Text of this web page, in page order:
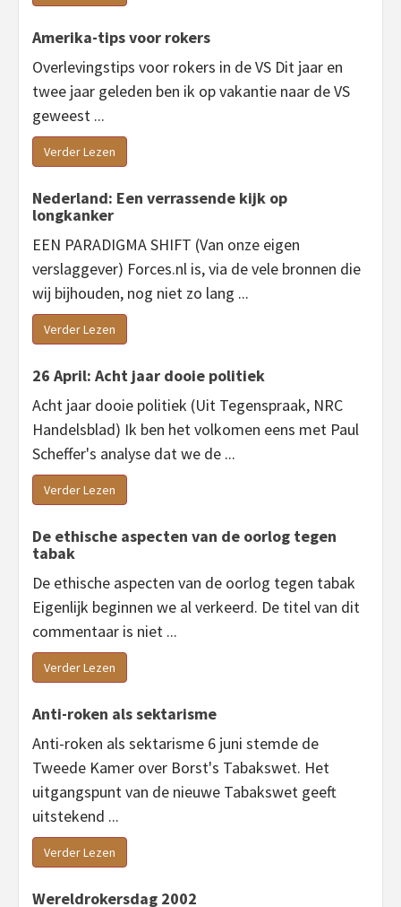
Amerika-tips voor rokers
Overlevingstips voor rokers in de VS Dit jaar en
twee jaar geleden ben ik op vakantie naar de VS
geweest ...
Verder Lezen
Nederland: Een verrassende kijk op
longkanker
EEN PARADIGMA SHIFT (Van onze eigen
verslaggever) Forces.nl is, via de vele bronnen die
wij bijhouden, nog niet zo lang ...
Verder Lezen
26 April: Acht jaar dooie politiek
Acht jaar dooie politiek (Uit Tegenspraak, NRC
Handelsblad) Ik ben het volkomen eens met Paul
Scheffer's analyse dat we de ...
Verder Lezen
De ethische aspecten van de oorlog tegen
tabak
De ethische aspecten van de oorlog tegen tabak
Eigenlijk beginnen we al verkeerd. De titel van dit
commentaar is niet ...
Verder Lezen
Anti-roken als sektarisme
Anti-roken als sektarisme 6 juni stemde de
Tweede Kamer over Borst's Tabakswet. Het
uitgangspunt van de nieuwe Tabakswet geeft
uitstekend ...
Verder Lezen
Wereldrokersdag 2002